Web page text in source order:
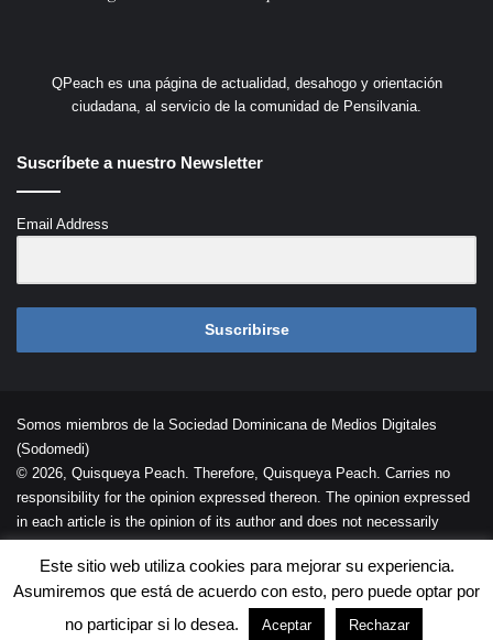
QPeach es una página de actualidad, desahogo y orientación
ciudadana, al servicio de la comunidad de Pensilvania.
Suscríbete a nuestro Newsletter
Email Address
Suscribirse
Somos miembros de la Sociedad Dominicana de Medios Digitales
(Sodomedi)
© 2026, Quisqueya Peach. Therefore, Quisqueya Peach. Carries no
responsibility for the opinion expressed thereon. The opinion expressed
in each article is the opinion of its author and does not necessarily
Desarrollada porPalaeli Studio
Términos de Uso
Este sitio web utiliza cookies para mejorar su experiencia.
Asumiremos que está de acuerdo con esto, pero puede optar por
no participar si lo desea.
Aceptar Rechazar